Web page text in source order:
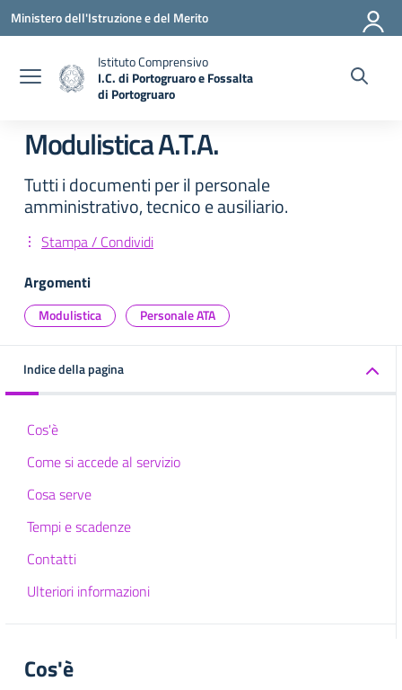
Vai ai contenuti
Vai al menu di navigazione
Vai al footer
Ministero dell'Istruzione e del Merito
Istituto Comprensivo
I.C. di Portogruaro e Fossalta
di Portogruaro
Modulistica A.T.A.
Tutti i documenti per il personale
amministrativo, tecnico e ausiliario.
Stampa / Condividi
Argomenti
Modulistica Personale ATA
Indice della pagina
Cos'è
Come si accede al servizio
Cosa serve
Tempi e scadenze
Contatti
Ulteriori informazioni
Cos'è